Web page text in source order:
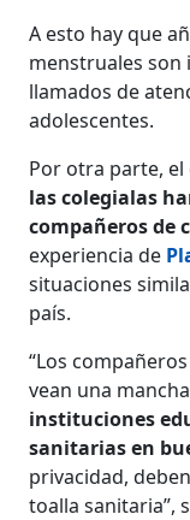
A esto hay que
menstruales son
llamados de
adolescentes.
Por otra parte,
las colegialas
compañeros de
experiencia de
situaciones
país.
“Los
vean una
instituciones
sanitarias en
privacidad,
toalla sanitaria”,